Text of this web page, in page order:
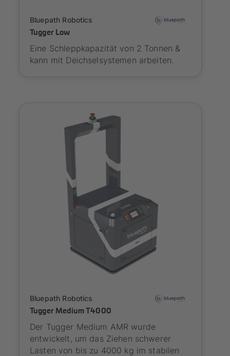
Bluepath Robotics
Tugger Low
Eine Schleppkapazität von 2 Tonnen &
kann mit Deichselsystemen arbeiten.
Bluepath Robotics
Tugger Medium T4000
Der Tugger Medium AMR wurde
entwickelt, um das Ziehen schwerer
Lasten von bis zu 4000 kg im stabilen